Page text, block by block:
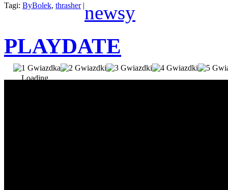
Tagi: ByBolek, thrasher |newsy
PLAYDATE
Loading...